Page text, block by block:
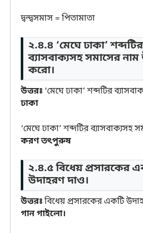
দ্বন্দ্বসমাস = পিতামাতা
২.৪.৪ ‘মেঘে ঢাকা’ শব্দটির
ব্যাসবাক্যসহ সমাসের নাম
করো।
উত্তরঃ ‘মেঘে ঢাকা’ শব্দটির
ঢাকা
‘মেঘে ঢাকা’ শব্দটির ব্যাসবাক্যসহ
করণ তৎপুরুষ
২.৪.৫ বিধেয় প্রসারকের
উদাহরণ দাও।
উত্তরঃবিধেয় প্রসারকের একটি
গান গাইলো।